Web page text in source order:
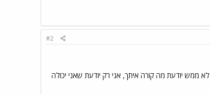
#2
ממש יודעת מה קורה איתך, אני רק יודעת שאני יכולה